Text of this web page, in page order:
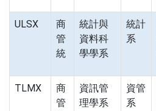
ULSX
商
管
統
統計與
資料科
學學系
統計
系
TLMX
商
管
資訊管
理學系
資管
系